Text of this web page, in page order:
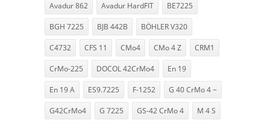
Avadur 862 Avadur HardFIT BE7225
BGH 7225 BJB 442B BÖHLER V320
C4732 CFS 11 CMo4 CMo 4 Z CRM1
CrMo-225 DOCOL 42CrMo4 En 19
En 19 A ES9.7225 F-1252 G 40 CrMo 4 ~
G42CrMo4 G 7225 GS-42 CrMo 4 M 4 S